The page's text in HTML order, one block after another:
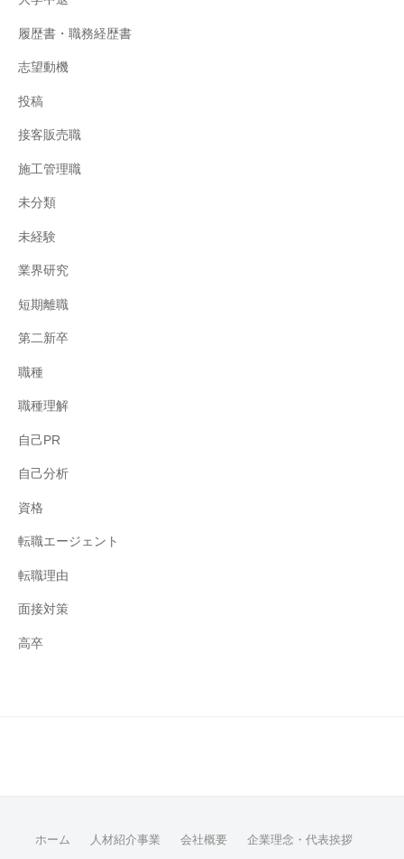
履歴書・職務経歴書
志望動機
投稿
接客販売職
施工管理職
未分類
未経験
業界研究
短期離職
第二新卒
職種
職種理解
自己PR
自己分析
資格
転職エージェント
転職理由
面接対策
高卒
ホーム 人材紹介事業 会社概要 企業理念・代表挨拶